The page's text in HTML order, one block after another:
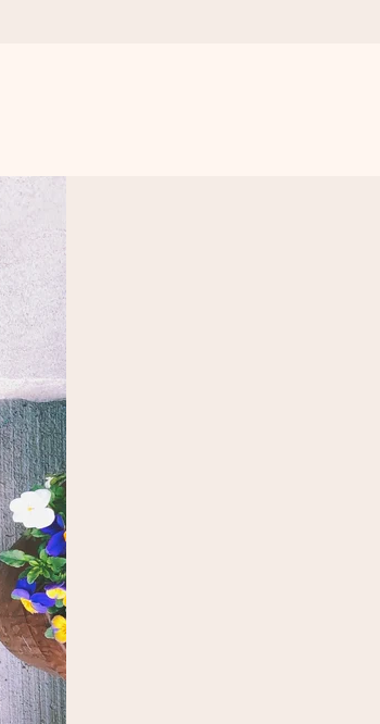
men udelukkende en masse kærlighed i øjeblikket.